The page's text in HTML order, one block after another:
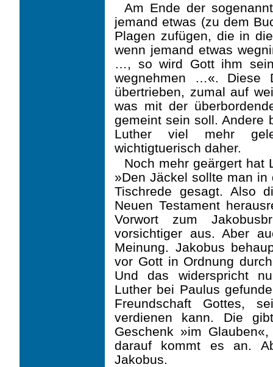
Am Ende der
jemand etwas (zu dem
Plagen zufügen, die in
wenn jemand etwas
…, so wird Gott ihm
wegnehmen …«. Diese
übertrieben, zumal auf
was mit der
gemeint sein soll. Andere
Luther viel mehr
wichtigtuerisch daher.
Noch mehr geärgert hat
»Den Jäckel sollte man
Tischrede gesagt. Also
Neuen Testament
Vorwort zum
vorsichtiger aus. Aber
Meinung. Jakobus
vor Gott in Ordnung
Und das widerspricht
Luther bei Paulus
Freundschaft Gottes,
verdienen kann. Die
Geschenk »im
darauf kommt es an.
Jakobus.